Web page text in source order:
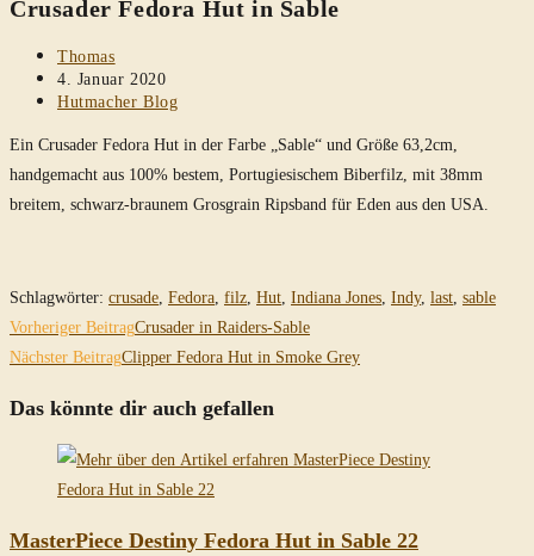
durchsuchen
Crusader Fedora Hut in Sable
Beitrags-
Autor:
Thomas
Beitrag
veröffentlicht:
4. Januar 2020
Beitrags-
Hutmacher Blog
Ein Crusader Fedora Hut in der Farbe „Sable“ und Größe 63,2cm,
handgemacht aus 100% bestem, Portugiesischem Biberfilz, mit 38mm
breitem, schwarz-braunem Grosgrain Ripsband für Eden aus den USA.
Schlagwörter: crusade, Fedora, filz, Hut, Indiana Jones, Indy, last, sable
Weitere
Artikel
ansehen
Vorheriger BeitragCrusader in Raiders-Sable
Nächster BeitragClipper Fedora Hut in Smoke Grey
Das könnte dir auch gefallen
MasterPiece Destiny Fedora Hut in Sable 22